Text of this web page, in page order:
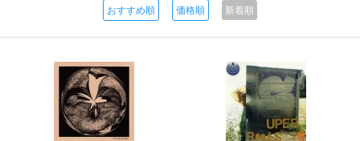
おすすめ順 価格順 新着順